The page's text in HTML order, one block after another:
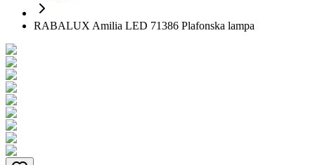
RABALUX Amilia LED 71386 Plafonska lampa